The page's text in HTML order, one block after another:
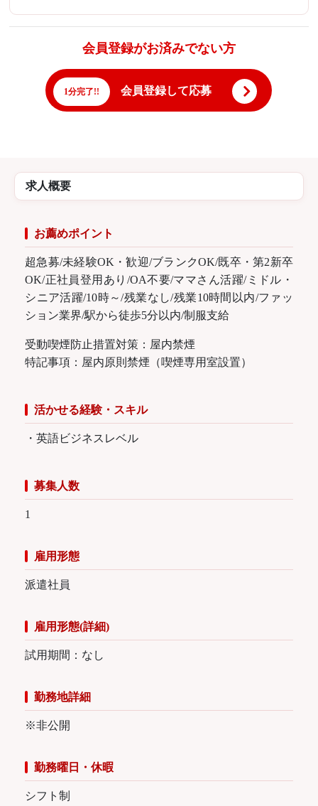
会員登録がお済みでない方
1分完了!! 会員登録して応募
求人概要
お薦めポイント
超急募/未経験OK・歓迎/ブランクOK/既卒・第2新卒
OK/正社員登用あり/OA不要/ママさん活躍/ミドル・
シニア活躍/10時～/残業なし/残業10時間以内/ファッ
ション業界/駅から徒歩5分以内/制服支給
受動喫煙防止措置対策：屋内禁煙
特記事項：屋内原則禁煙（喫煙専用室設置）
活かせる経験・スキル
・英語ビジネスレベル
募集人数
1
雇用形態
派遣社員
雇用形態(詳細)
試用期間：なし
勤務地詳細
※非公開
勤務曜日・休暇
シフト制